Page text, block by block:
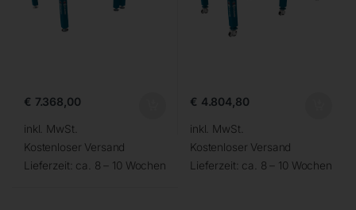
€ 7.368,00
inkl. MwSt.
Kostenloser Versand
Lieferzeit: ca. 8 – 10 Wochen
€ 4.804,80
inkl. MwSt.
Kostenloser Versand
Lieferzeit: ca. 8 – 10 Wochen